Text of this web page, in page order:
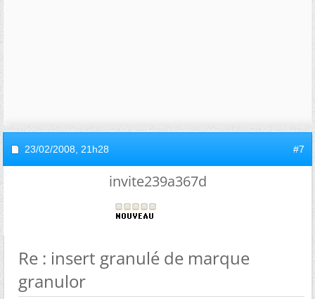
23/02/2008, 21h28 #7
invite239a367d
Re : insert granulé de marque
granulor